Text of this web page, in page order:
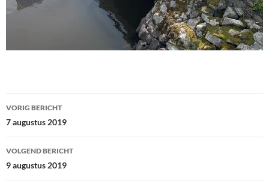
Bericht
navigatie
VORIG BERICHT
7 augustus 2019
VOLGEND BERICHT
9 augustus 2019